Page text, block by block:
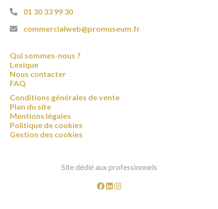
01 30 33 99 30
commercialweb@promuseum.fr
Qui sommes-nous ?
Lexique
Nous contacter
FAQ
Conditions générales de vente
Plan du site
Mentions légales
Politique de cookies
Gestion des cookies
Site dédié aux professionnels